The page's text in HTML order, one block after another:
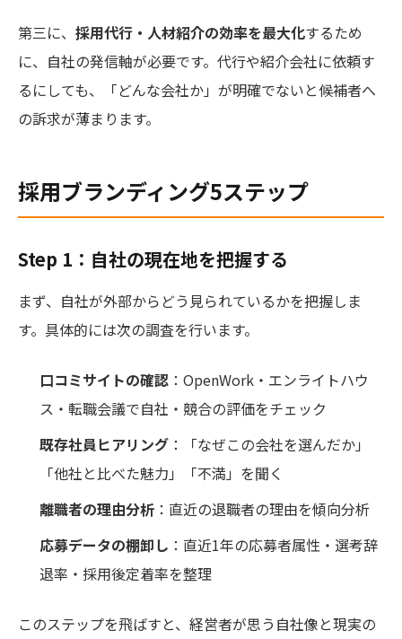
第三に、 採用代行・人材紹介の効率を最大化するため
に、自社の発信軸が必要です。代行や紹介会社に依頼す
るにしても、「どんな会社か」が明確でないと候補者へ
の訴求が薄まります。
採用ブランディング5ステップ
Step 1：自社の現在地を把握する
まず、自社が外部からどう見られているかを把握しま
す。具体的には次の調査を行います。
口コミサイトの確認 ：OpenWork・エンライトハウ
ス・転職会議で自社・競合の評価をチェック
既存社員ヒアリング ：「なぜこの会社を選んだか」
「他社と比べた魅力」「不満」を聞く
離職者の理由分析 ：直近の退職者の理由を傾向分析
応募データの棚卸し ：直近1年の応募者属性・選考辞
退率・採用後定着率を整理
このステップを飛ばすと、経営者が思う自社像と現実の